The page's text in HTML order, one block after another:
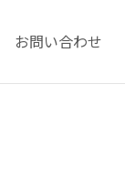
お問い合わせ